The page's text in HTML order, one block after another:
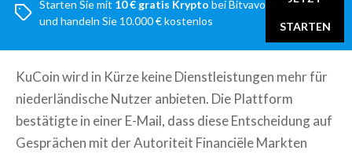
Starten Sie mit 10 € gratis Krypto bei Bitvavo
und handeln Sie 10.000 € kostenlos
STARTEN
KuCoin wird in Kürze keine Dienstleistungen mehr für
niederländische Nutzer anbieten. Die Plattform
bestätigte in einer E-Mail, dass diese Entscheidung auf
Gesprächen mit der Autoriteit Financiële Markten